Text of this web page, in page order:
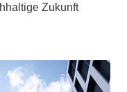
Zukunft